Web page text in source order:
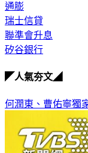
通膨
瑞士信貸
聯準會升息
矽谷銀行
◤人氣夯文◢
何潤東、曹佑寧獨